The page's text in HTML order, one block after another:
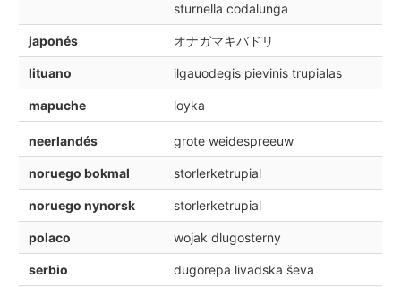
sturnella codalunga
japonés オナガマキバドリ
lituano ilgauodegis pievinis trupialas
mapuche loyka
neerlandés grote weidespreeuw
noruego bokmal storlerketrupial
noruego nynorsk storlerketrupial
polaco wojak dlugosterny
serbio dugorepa livadska ševa